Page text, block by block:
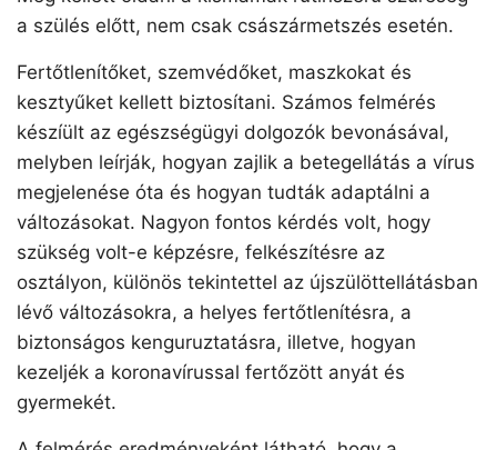
a szülés előtt, nem csak császármetszés esetén.
Fertőtlenítőket, szemvédőket, maszkokat és
kesztyűket kellett biztosítani. Számos felmérés
készíült az egészségügyi dolgozók bevonásával,
melyben leírják, hogyan zajlik a betegellátás a vírus
megjelenése óta és hogyan tudták adaptálni a
változásokat. Nagyon fontos kérdés volt, hogy
szükség volt-e képzésre, felkészítésre az
osztályon, különös tekintettel az újszülöttellátásban
lévő változásokra, a helyes fertőtlenítésra, a
biztonságos kenguruztatásra, illetve, hogyan
kezeljék a koronavírussal fertőzött anyát és
gyermekét.